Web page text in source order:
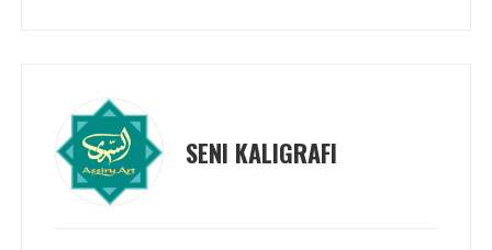
SENI KALIGRAFI